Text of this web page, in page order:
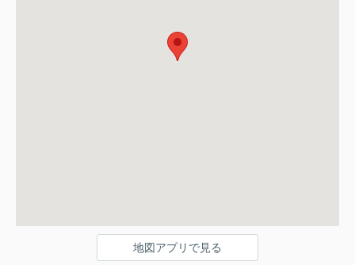
地図アプリで見る